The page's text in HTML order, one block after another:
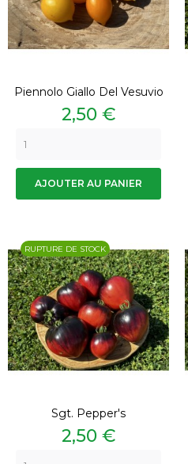
Piennolo Giallo Del Vesuvio
Prix
2,50 €
AJOUTER AU PANIER
Sgt. Pepper's
Prix
2,50 €
RUPTURE DE STOCK